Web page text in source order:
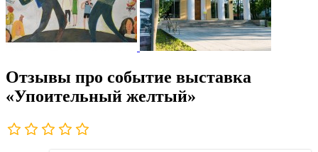
Отзывы про событие выставка
«Упоительный желтый»